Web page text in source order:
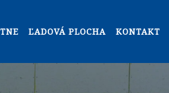
ĽADOVÁ PLOCHA KONTAKT